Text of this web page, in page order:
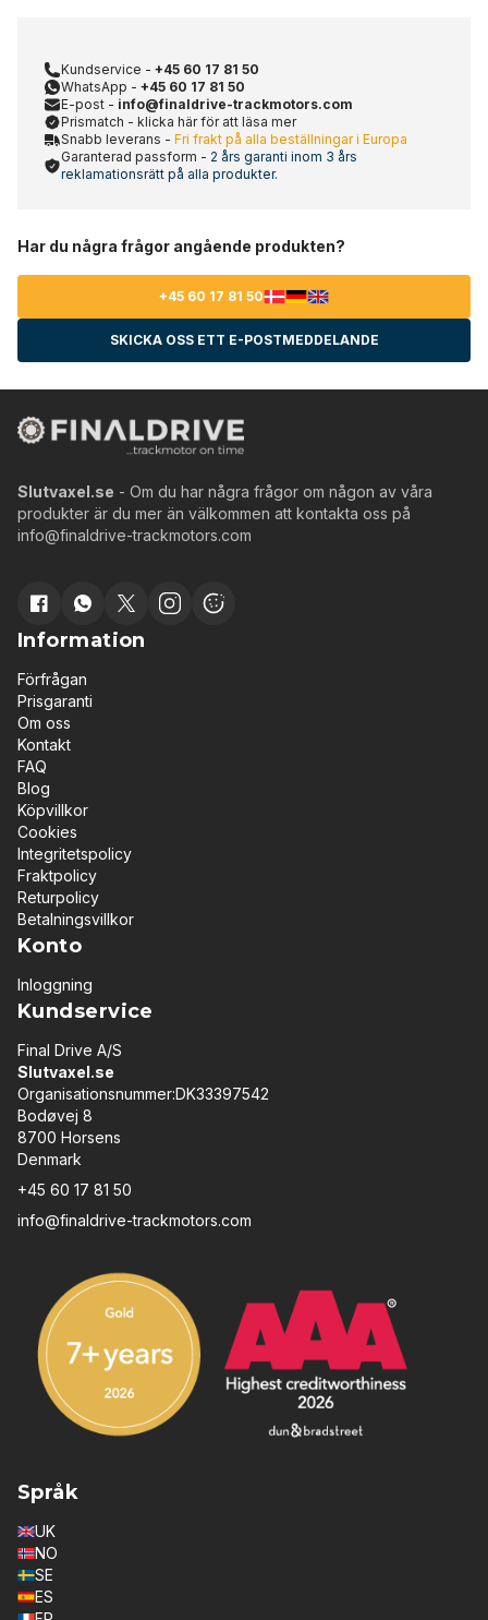
Kundservice - +45 60 17 81 50
WhatsApp - +45 60 17 81 50
E-post - info@finaldrive-trackmotors.com
Prismatch - klicka här för att läsa mer
Snabb leverans - Fri frakt på alla beställningar i Europa
Garanterad passform - 2 års garanti inom 3 års
reklamationsrätt på alla produkter.
Har du några frågor angående produkten?
+45 60 17 81 50
SKICKA OSS ETT E-POSTMEDDELANDE
Slutvaxel.se - Om du har några frågor om någon av våra
produkter är du mer än välkommen att kontakta oss på
info@finaldrive-trackmotors.com
Information
Förfrågan
Prisgaranti
Om oss
Kontakt
FAQ
Blog
Köpvillkor
Cookies
Integritetspolicy
Fraktpolicy
Returpolicy
Betalningsvillkor
Konto
Inloggning
Kundservice
Final Drive A/S
Slutvaxel.se
Organisationsnummer:DK33397542
Bodøvej 8
8700 Horsens
Denmark
+45 60 17 81 50
info@finaldrive-trackmotors.com
Språk
UK
NO
SE
ES